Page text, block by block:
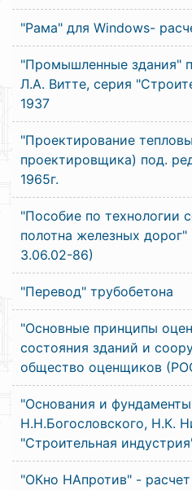
"Рама" для Windows-
"Промышленные здания"
Л.А. Витте, серия
1937
"Проектирование
проектировщика) под.
1965г.
"Пособие по технологии
полотна железных
3.06.02-86)
"Перевод" трубобетона
"Основные принципы
состояния зданий и
общество оценщиков
"Основания и
Н.Н.Богословского, Н.К.
"Строительная
"ОКно НАпротив" -